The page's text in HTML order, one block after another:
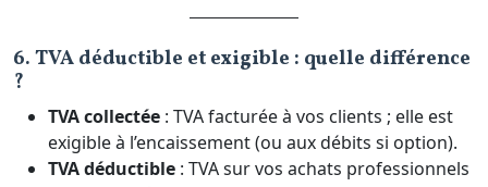
6. TVA déductible et exigible : quelle différence
?
TVA collectée : TVA facturée à vos clients ; elle est
exigible à l’encaissement (ou aux débits si option).
TVA déductible : TVA sur vos achats professionnels